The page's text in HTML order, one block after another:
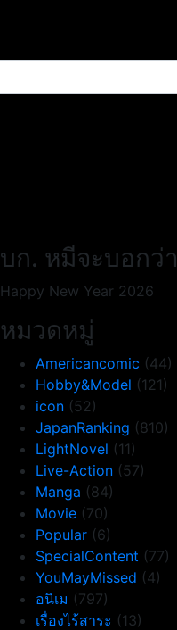
บก. หมีจะบอกว่า
Happy New Year 2026
หมวดหมู่
Americancomic (44)
Hobby&Model (121)
icon (52)
JapanRanking (810)
LightNovel (11)
Live-Action (57)
Manga (84)
Movie (70)
Popular (6)
SpecialContent (77)
YouMayMissed (4)
อนิเม (797)
เรื่องไร้สาระ (13)